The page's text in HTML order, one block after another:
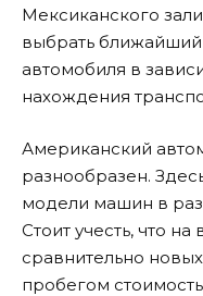
Мексиканского
выбрать ближайший
автомобиля в
нахождения
Американский
разнообразен.
модели машин в
Стоит учесть, что
сравнительно
пробегом